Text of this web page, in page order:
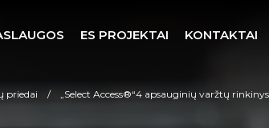
ES PROJEKTAI KONTAKTAI
priedai „Select Access®“4 apsauginių varžtų